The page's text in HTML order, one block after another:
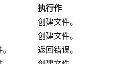
执行作
创建文件。
创建文件。
返回错误。